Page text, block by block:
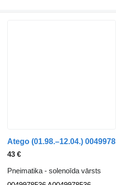
43 €
Pneimatika - solenoīda vārsts